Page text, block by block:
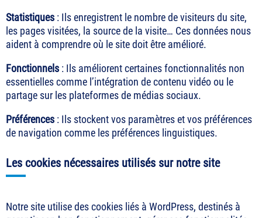
Statistiques : Ils enregistrent le nombre de visiteurs du site,
les pages visitées, la source de la visite… Ces données nous
aident à comprendre où le site doit être amélioré.
Fonctionnels : Ils améliorent certaines fonctionnalités non
essentielles comme l’intégration de contenu vidéo ou le
partage sur les plateformes de médias sociaux.
Préférences : Ils stockent vos paramètres et vos préférences
de navigation comme les préférences linguistiques.
Les cookies nécessaires utilisés sur notre site
Notre site utilise des cookies liés à WordPress, destinés à